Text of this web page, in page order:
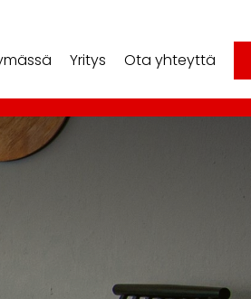
Yritys Ota yhteyttä